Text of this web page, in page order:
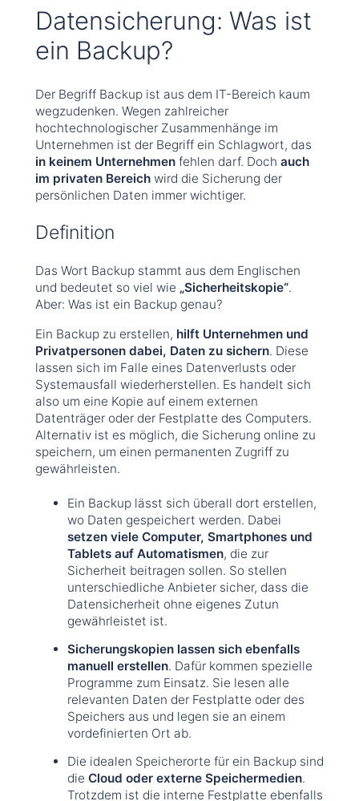
Datensicherung: Was ist
ein Backup?
Der Begriff Backup ist aus dem IT-Bereich kaum
wegzudenken. Wegen zahlreicher
hochtechnologischer Zusammenhänge im
Unternehmen ist der Begriff ein Schlagwort, das
in keinem Unternehmenfehlen darf. Doch auch
im privaten Bereichwird die Sicherung der
persönlichen Daten immer wichtiger.
Definition
Das Wort Backup stammt aus dem Englischen
und bedeutet so viel wie „Sicherheitskopie“.
Aber: Was ist ein Backup genau?
Ein Backup zu erstellen, hilft Unternehmen und
Privatpersonen dabei, Daten zu sichern. Diese
lassen sich im Falle eines Datenverlusts oder
Systemausfall wiederherstellen. Es handelt sich
also um eine Kopie auf einem externen
Datenträger oder der Festplatte des Computers.
Alternativ ist es möglich, die Sicherung online zu
speichern, um einen permanenten Zugriff zu
gewährleisten.
Ein Backup lässt sich überall dort erstellen,
wo Daten gespeichert werden. Dabei
setzen viele Computer, Smartphones und
Tablets auf Automatismen, die zur
Sicherheit beitragen sollen. So stellen
unterschiedliche Anbieter sicher, dass die
Datensicherheit ohne eigenes Zutun
gewährleistet ist.
Sicherungskopien lassen sich ebenfalls
manuell erstellen. Dafür kommen spezielle
Programme zum Einsatz. Sie lesen alle
relevanten Daten der Festplatte oder des
Speichers aus und legen sie an einem
vordefinierten Ort ab.
Die idealen Speicherorte für ein Backup sind
die Cloud oder externe Speichermedien.
Trotzdem ist die interne Festplatte ebenfalls